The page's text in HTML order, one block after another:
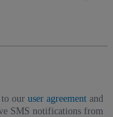
to our user agreementand
SMS notifications from